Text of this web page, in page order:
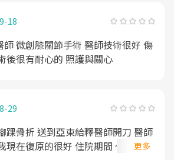
18
微創膝關節手術 醫師技術很好 傷
後很有耐心的 照護與關心
29
骨折 送到亞東給釋醫師開刀 醫師
現在復原的很好 住院期間 也很細心
更多